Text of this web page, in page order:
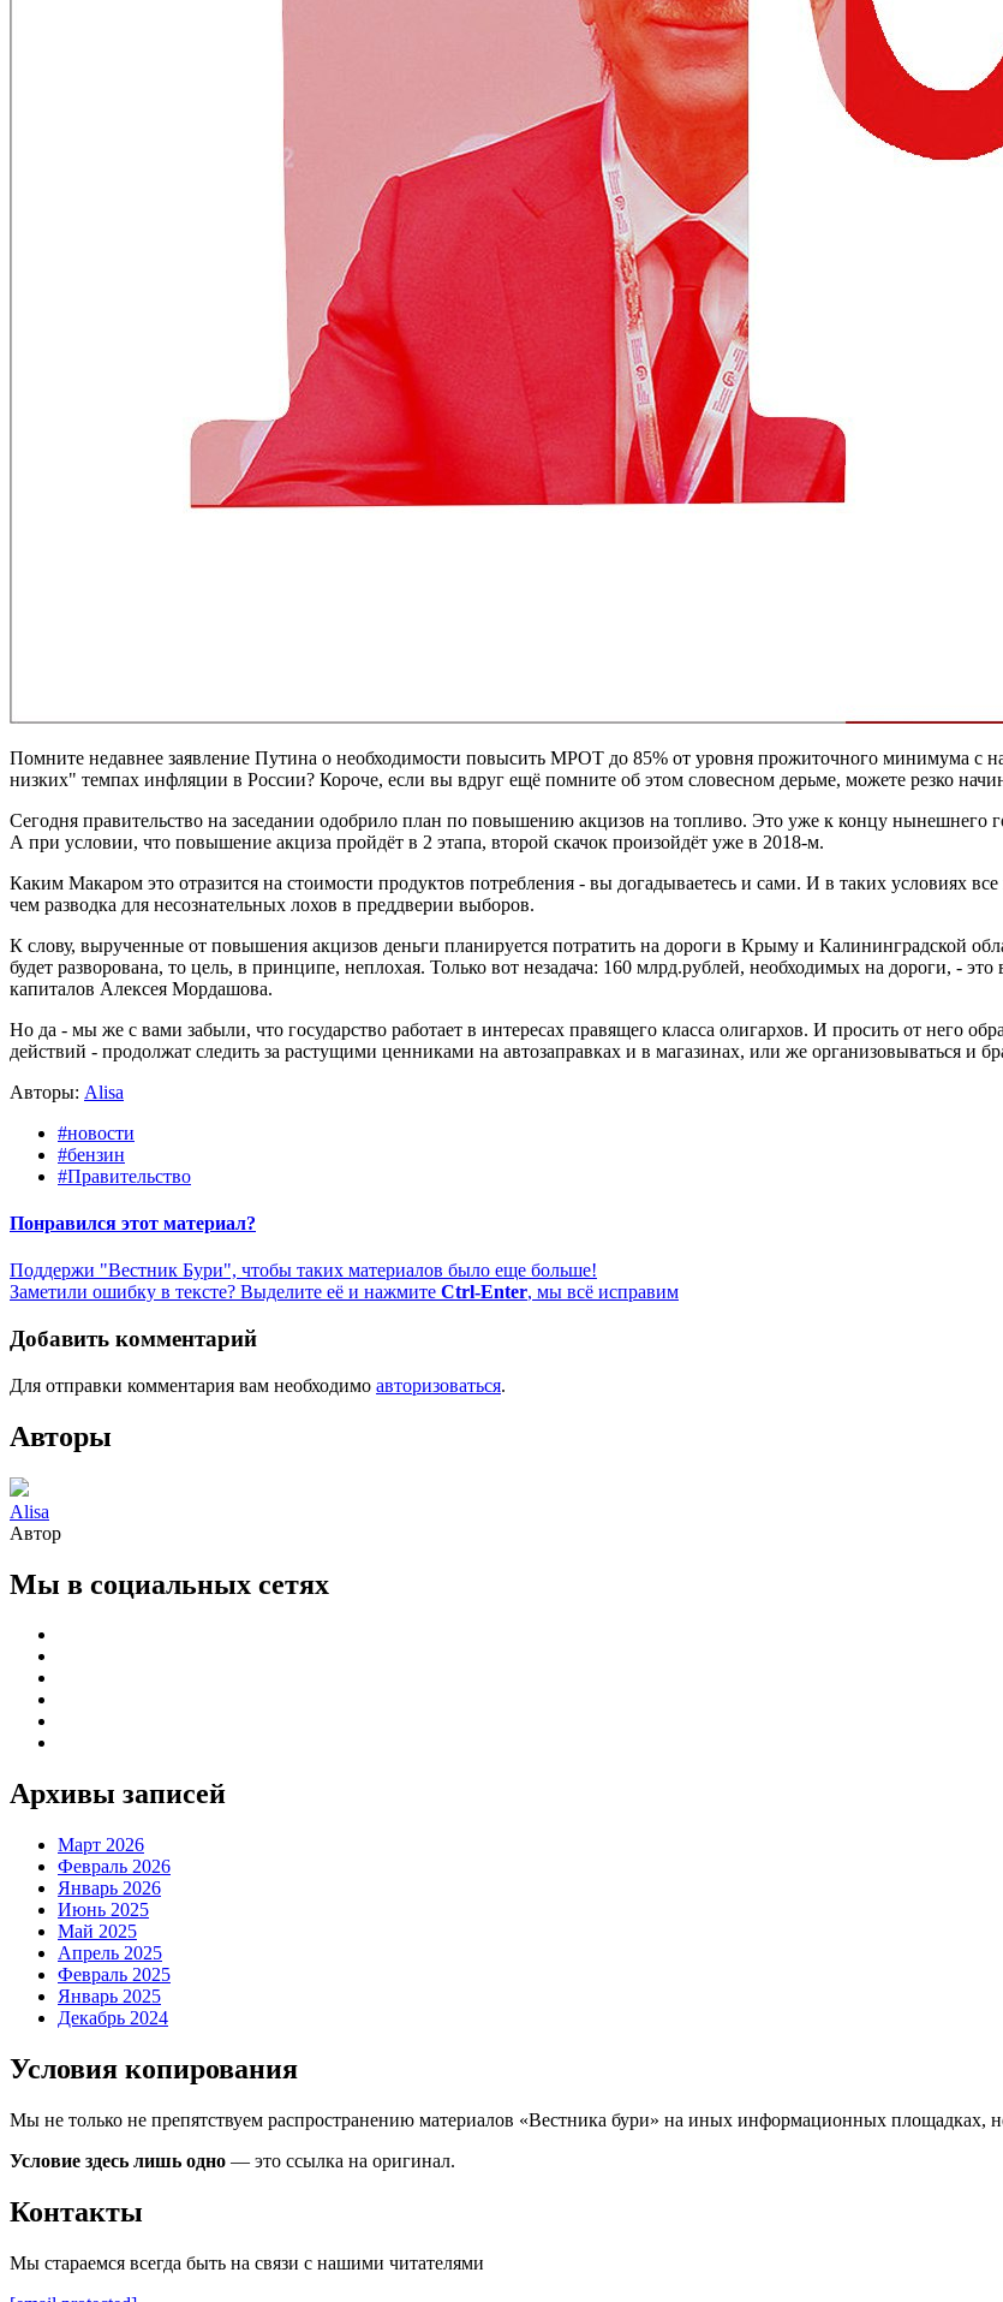
Помните недавнее заявление Путина о необходимости повысить МРОТ до 85% от уровня прожиточного минимума с
низких" темпах инфляции в России? Короче, если вы вдруг ещё помните об этом словесном дерьме, можете резко
Сегодня правительство на заседании одобрило план по повышению акцизов на топливо. Это уже к концу нынешнего
А при условии, что повышение акциза пройдёт в 2 этапа, второй скачок произойдёт уже в 2018-м.
Каким Макаром это отразится на стоимости продуктов потребления - вы догадываетесь и сами. И в таких условиях
чем разводка для несознательных лохов в преддверии выборов.
К слову, вырученные от повышения акцизов деньги планируется потратить на дороги в Крыму и Калининградской
будет разворована, то цель, в принципе, неплохая. Только вот незадача: 160 млрд.рублей, необходимых на дороги, -
капиталов Алексея Мордашова.
Но да - мы же с вами забыли, что государство работает в интересах правящего класса олигархов. И просить от него
действий - продолжат следить за растущими ценниками на автозаправках и в магазинах, или же организовываться и
Авторы: Alisa
#новости
#бензин
#Правительство
Понравился этот материал?
Поддержи "Вестник Бури", чтобы таких материалов было еще больше!
Заметили ошибку в тексте? Выделите её и нажмите Ctrl-Enter, мы всё исправим
Добавить комментарий
Для отправки комментария вам необходимо авторизоваться.
Авторы
Alisa
Автор
Мы в социальных сетях
Архивы записей
Март 2026
Февраль 2026
Январь 2026
Июнь 2025
Май 2025
Апрель 2025
Февраль 2025
Январь 2025
Декабрь 2024
Условия копирования
Мы не только не препятствуем распространению материалов «Вестника бури» на иных информационных площадках,
Условие здесь лишь одно — это ссылка на оригинал.
Контакты
Мы стараемся всегда быть на связи с нашими читателями